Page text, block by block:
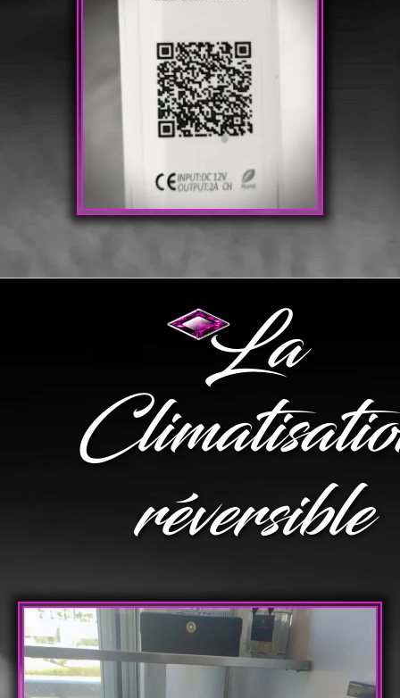
La
réversible